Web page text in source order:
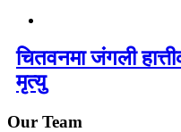
चितवनमा जंगली
मृत्यु
Our Team